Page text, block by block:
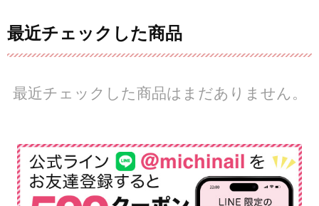
最近チェックした商品
最近チェックした商品はまだありません。